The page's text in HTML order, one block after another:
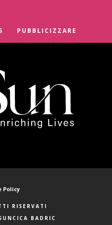
PUBBLICIZZARE
Policy
RISERVATI
BADRIC